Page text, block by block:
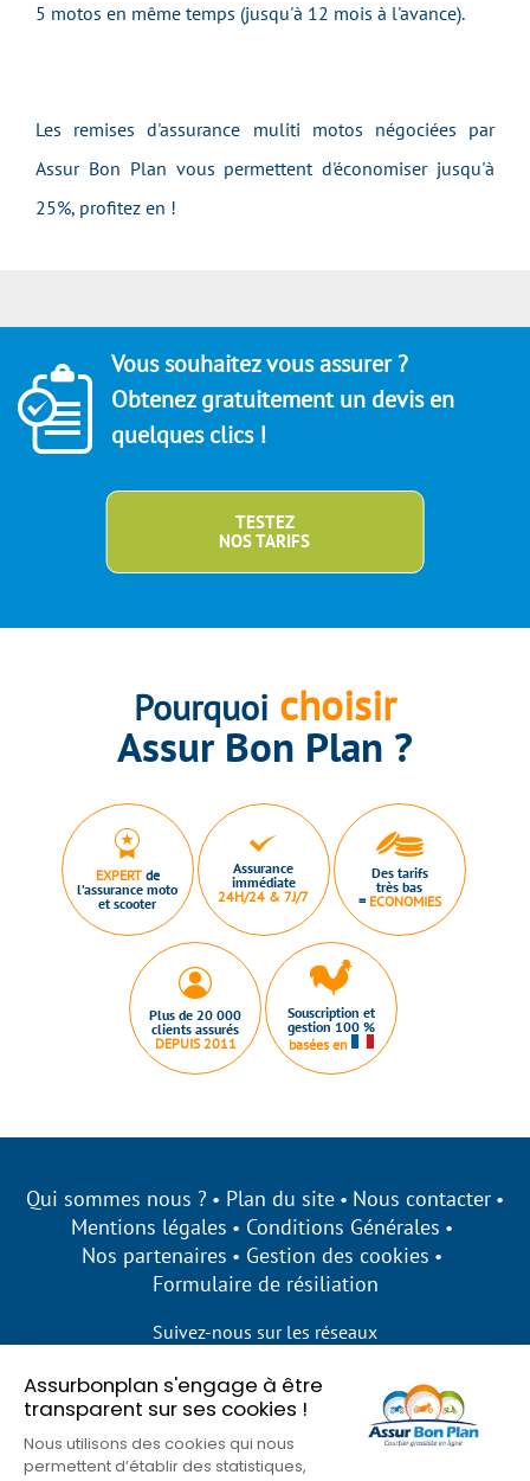
Assurbonplan s'engage à être
transparent sur ses cookies !
Nous utilisons des cookies qui nous
permettent d’établir des statistiques,
5 motos en même temps (jusqu'à 12 mois à l'avance).
Les remises d'assurance muliti motos négociées par
Assur Bon Plan vous permettent d'économiser jusqu'à
25%, profitez en !
Vous souhaitez vous assurer ?
Obtenez gratuitement un devis en
quelques clics !
TESTEZ
NOS TARIFS
Pourquoi choisir
Assur Bon Plan ?
EXPERTde
l’assurance moto
et scooter
Assurance
immédiate
24H/24 & 7J/7
Des tarifs
très bas
= ECONOMIES
Plus de 20 000
clients assurés
DEPUIS 2011
Souscription et
gestion 100 %
basées en
Qui sommes nous ? Plan du site
Nous contacter
Mentions légales
Conditions Générales
Nos partenaires
Gestion des cookies
Formulaire de résiliation
Suivez-nous sur les réseaux